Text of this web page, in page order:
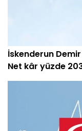
İskenderun
Net kâr yüzde